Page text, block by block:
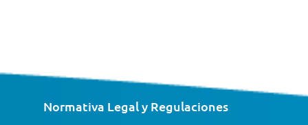
Normativa Legal y Regulaciones